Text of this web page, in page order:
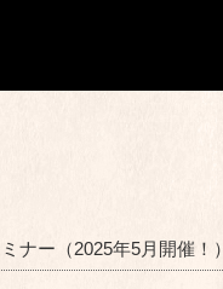
ナー（2025年5月開催！）